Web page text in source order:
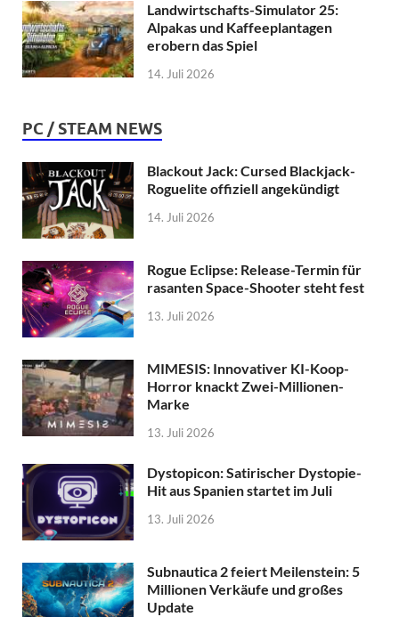
Landwirtschafts-Simulator 25:
Alpakas und Kaffeeplantagen
erobern das Spiel
14. Juli 2026
PC / STEAM NEWS
Blackout Jack: Cursed Blackjack-
Roguelite offiziell angekündigt
14. Juli 2026
Rogue Eclipse: Release-Termin für
rasanten Space-Shooter steht fest
13. Juli 2026
MIMESIS: Innovativer KI-Koop-
Horror knackt Zwei-Millionen-
Marke
13. Juli 2026
Dystopicon: Satirischer Dystopie-
Hit aus Spanien startet im Juli
13. Juli 2026
Subnautica 2 feiert Meilenstein: 5
Millionen Verkäufe und großes
Update